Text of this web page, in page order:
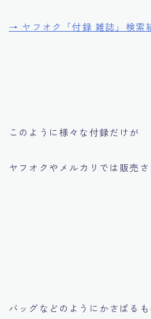
→ ヤフオク「付録 雑誌」検索
このように様々な付録だけが
ヤフオクやメルカリでは販売さ
バッグなどのようにかさばるも